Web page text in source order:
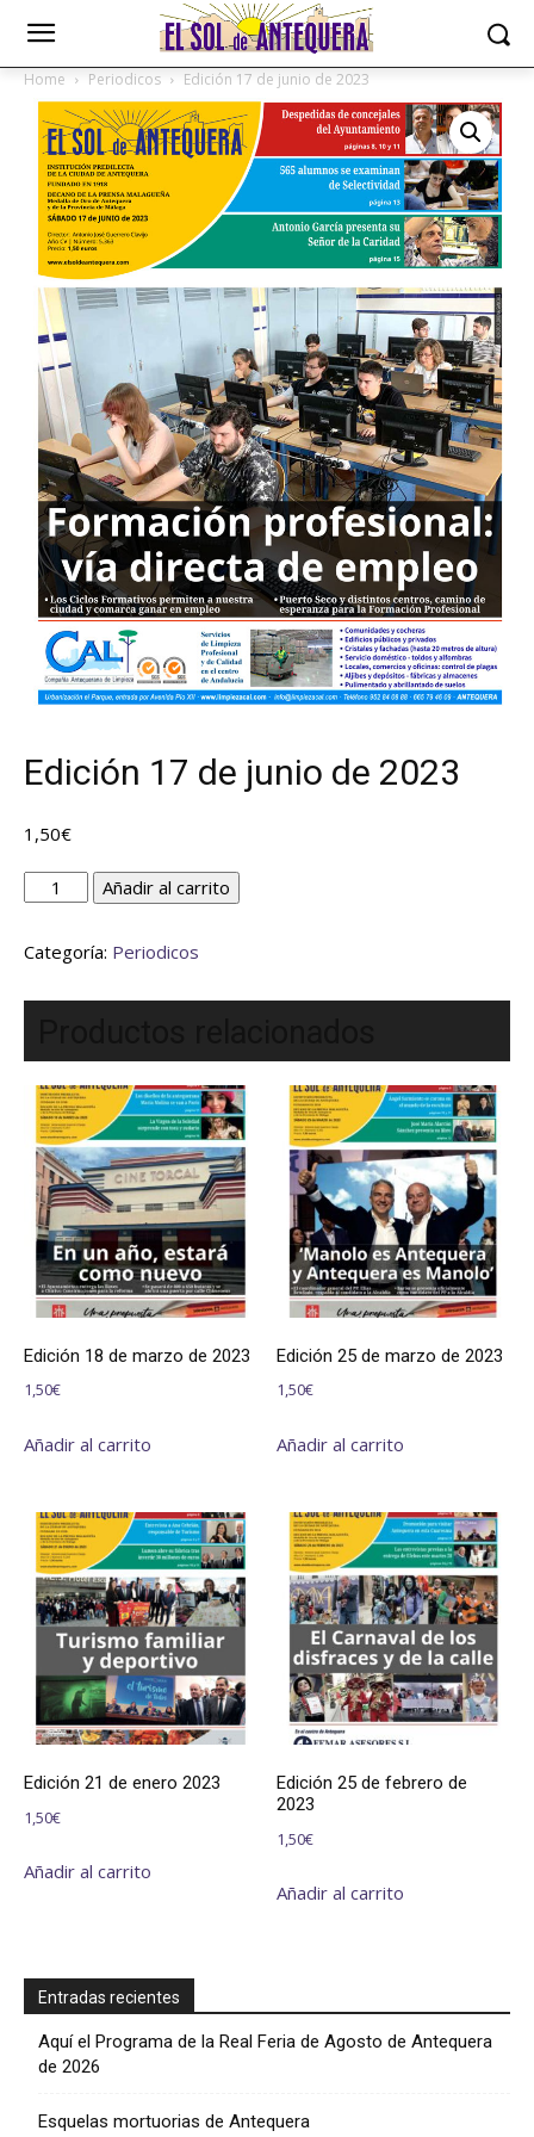
Home Periodicos Edición 17 de junio de 2023
Edición 17 de junio de 2023
1,50€
Edición
17
junio
2023
Añadir al carrito
Categoría: Periodicos
Edición 18 de marzo de 2023
1,50€
Añadir al carrito
Edición 25 de marzo de 2023
1,50€
Añadir al carrito
Edición 21 de enero 2023
1,50€
Añadir al carrito
Edición 25 de febrero de
2023
1,50€
Añadir al carrito
Entradas recientes
Aquí el Programa de la Real Feria de Agosto de Antequera
de 2026
Esquelas mortuorias de Antequera